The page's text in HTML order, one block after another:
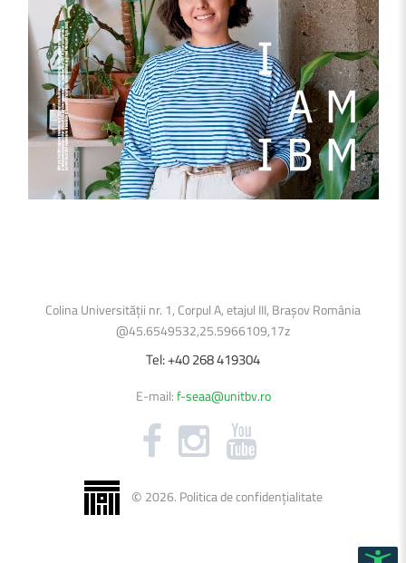
Colina Universității nr. 1, Corpul A, etajul III, Brașov România
@45.6549532,25.5966109,17z
Tel:+40268419304
E-mail:f-seaa@unitbv.ro
© 2026. Politica de confidențialitate